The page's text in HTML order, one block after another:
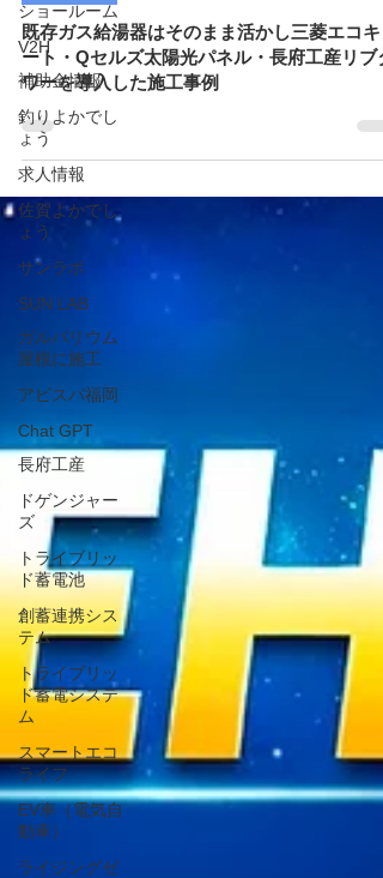
ショールーム
V2H
補助金情報
釣りよかでし
ょう
求人情報
佐賀よかでし
ょう
サンラボ
SUN LAB
ガルバリウム
屋根に施工
アビスパ福岡
Chat GPT
長府工産
ドゲンジャー
ズ
トライブリッ
ド蓄電池
創蓄連携シス
テム
トライブリッ
ド蓄電システ
ム
スマートエコ
ライフ
EV車（電気自
動車）
ライジングゼ
施工実績
既存ガス給湯器はそのまま活かし三菱エコキ
ート・Qセルズ太陽光パネル・長府工産リブ
ワーを導入した施工事例